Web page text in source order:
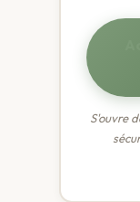
S'ouvre